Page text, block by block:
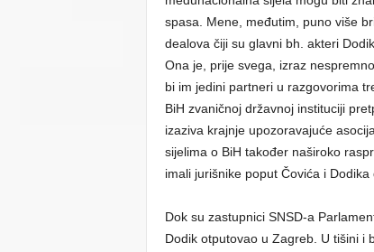
spasa. Mene, međutim, puno više
dealova čiji su glavni bh. akteri
Ona je, prije svega, izraz
bi im jedini partneri u razgovorima
BiH zvaničnoj državnoj instituciji
izaziva krajnje upozoravajuće
sijelima o BiH također naširoko
imali jurišnike poput Čovića i Dodika
Dok su zastupnici SNSD-a
Dodik otputovao u Zagreb. U tišini i